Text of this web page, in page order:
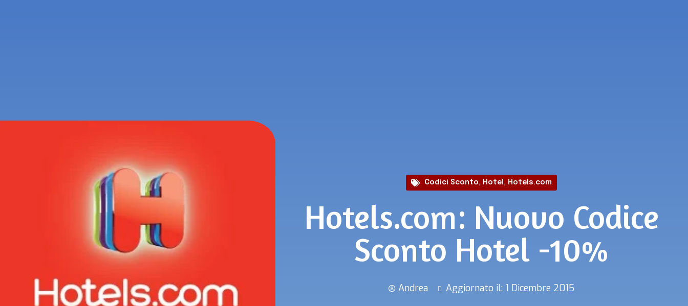
Codici Sconto, Hotel , Hotels.com
Hotels.com: Nuovo Codice
Sconto Hotel -10%
Andrea Aggiornato il: 1 Dicembre 2015